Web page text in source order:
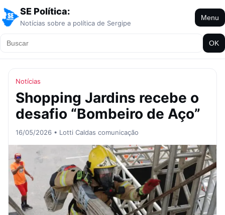
SE Política:
Notícias sobre a política de Sergipe
Menu
OK
Notícias
Shopping Jardins recebe o
desafio “Bombeiro de Aço”
16/05/2026 • Lotti Caldas comunicação